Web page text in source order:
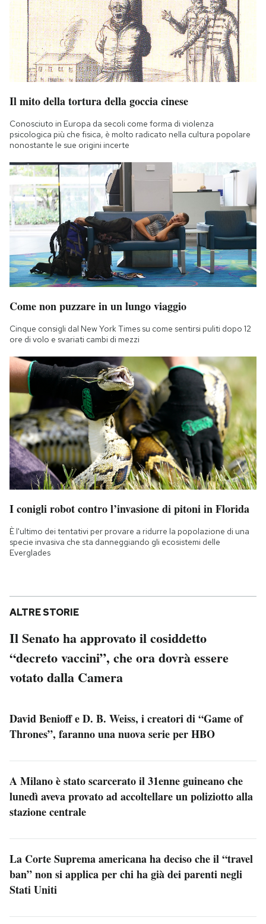
Il mito della tortura della goccia cinese
Conosciuto in Europa da secoli come forma di violenza
psicologica più che fisica, è molto radicato nella cultura popolare
nonostante le sue origini incerte
Come non puzzare in un lungo viaggio
Cinque consigli dal New York Times su come sentirsi puliti dopo 12
ore di volo e svariati cambi di mezzi
I conigli robot contro l’invasione di pitoni in Florida
È l'ultimo dei tentativi per provare a ridurre la popolazione di una
specie invasiva che sta danneggiando gli ecosistemi delle
Everglades
ALTRE STORIE
Il Senato ha approvato il cosiddetto
“decreto vaccini”, che ora dovrà essere
votato dalla Camera
David Benioff e D. B. Weiss, i creatori di “Game of
Thrones”, faranno una nuova serie per HBO
A Milano è stato scarcerato il 31enne guineano che
lunedì aveva provato ad accoltellare un poliziotto alla
stazione centrale
La Corte Suprema americana ha deciso che il “travel
ban” non si applica per chi ha già dei parenti negli
Stati Uniti